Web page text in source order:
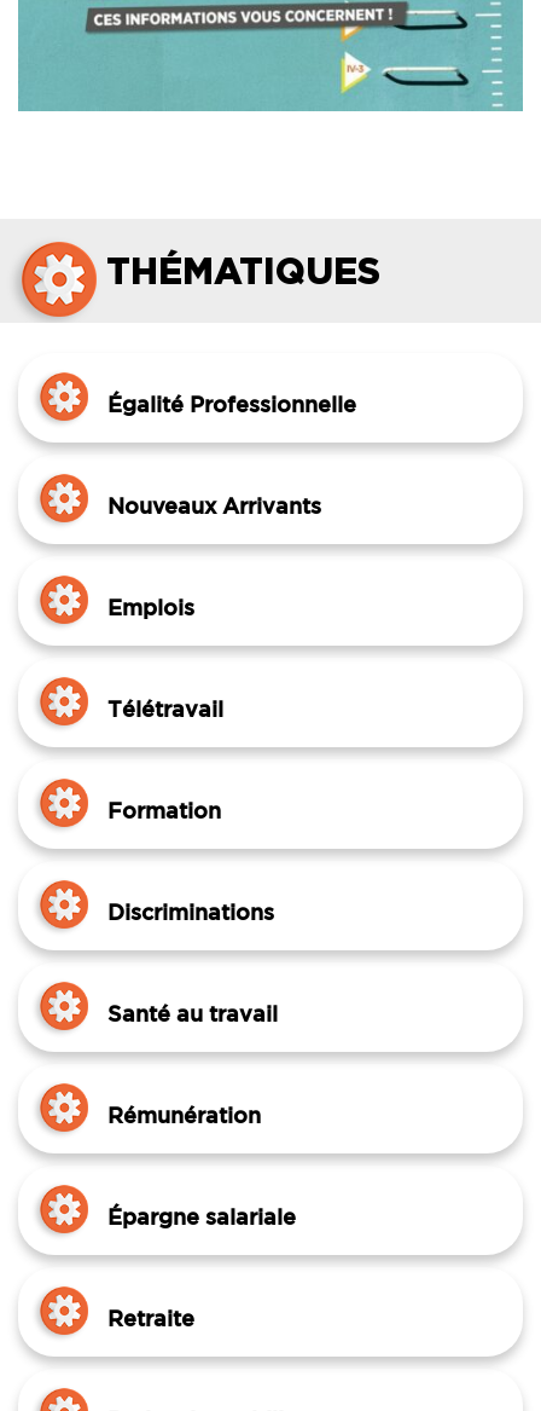
THÉMATIQUES
Égalité Professionnelle
Nouveaux Arrivants
Emplois
Télétravail
Formation
Discriminations
Santé au travail
Rémunération
Épargne salariale
Retraite